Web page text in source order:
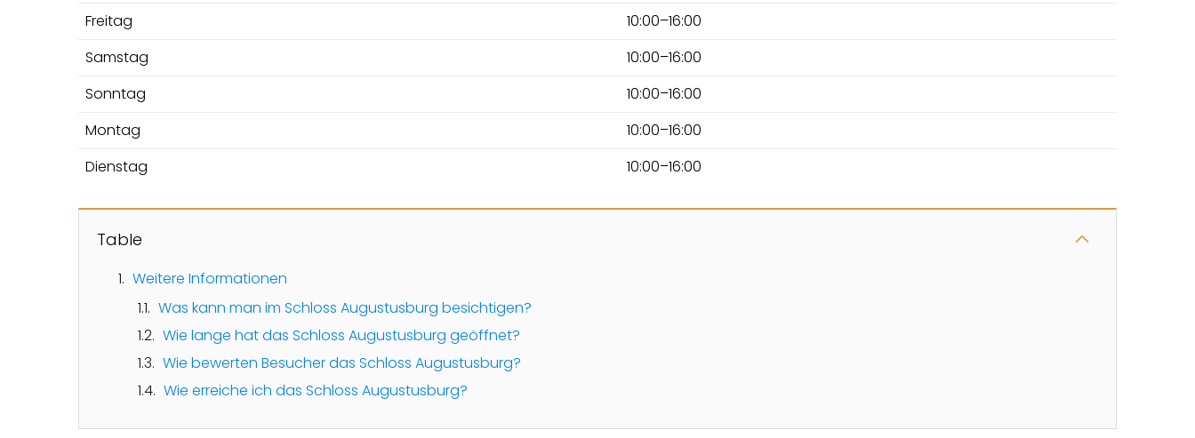
Freitag
10:00–16:00
Samstag
10:00–16:00
Sonntag
10:00–16:00
Montag
10:00–16:00
Dienstag
10:00–16:00
Table
Weitere Informationen
Was kann man im Schloss Augustusburg besichtigen?
Wie lange hat das Schloss Augustusburg geöffnet?
Wie bewerten Besucher das Schloss Augustusburg?
Wie erreiche ich das Schloss Augustusburg?